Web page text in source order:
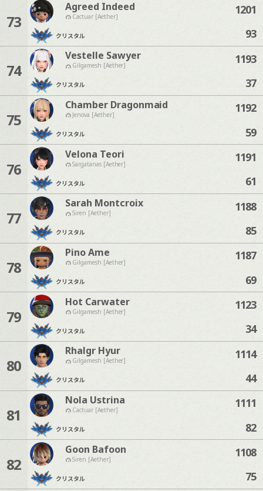
73
Agreed Indeed
Cactuar [Aether]
クリスタル
1201
93
74
Vestelle Sawyer
Gilgamesh [Aether]
クリスタル
1193
37
75
Chamber Dragonmaid
Jenova [Aether]
クリスタル
1192
59
76
Velona Teori
Sargatanas [Aether]
クリスタル
1191
61
77
Sarah Montcroix
Siren [Aether]
クリスタル
1188
85
78
Pino Ame
Gilgamesh [Aether]
クリスタル
1187
69
79
Hot Carwater
Gilgamesh [Aether]
クリスタル
1123
34
80
Rhalgr Hyur
Gilgamesh [Aether]
クリスタル
1114
44
81
Nola Ustrina
Cactuar [Aether]
クリスタル
1111
82
82
Goon Bafoon
Siren [Aether]
クリスタル
1108
75